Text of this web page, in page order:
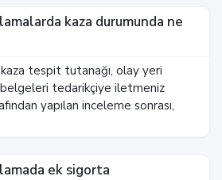
kaza durumunda ne
tespit tutanağı, olay yeri
tedarikçiye iletmeniz
yapılan inceleme sonrası,
ek sigorta